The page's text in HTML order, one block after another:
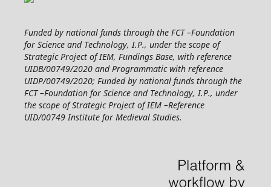
Funded by national funds through the FCT –Foundation
for Science and Technology, I.P., under the scope of
Strategic Project of IEM, Fundings Base, with reference
UIDB/00749/2020 and Programmatic with reference
UIDP/00749/2020; Funded by national funds through the
FCT –Foundation for Science and Technology, I.P., under
the scope of Strategic Project of IEM –Reference
UID/00749 Institute for Medieval Studies.